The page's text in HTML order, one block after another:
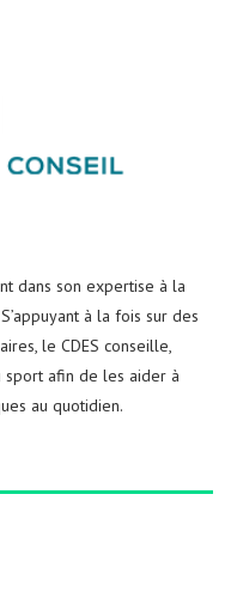
dans son expertise à la
à la fois sur des
le CDES conseille,
sport afin de les aider à
au quotidien.